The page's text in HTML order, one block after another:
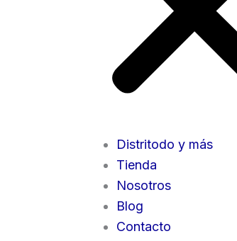
Distritodo y más
Tienda
Nosotros
Blog
Contacto